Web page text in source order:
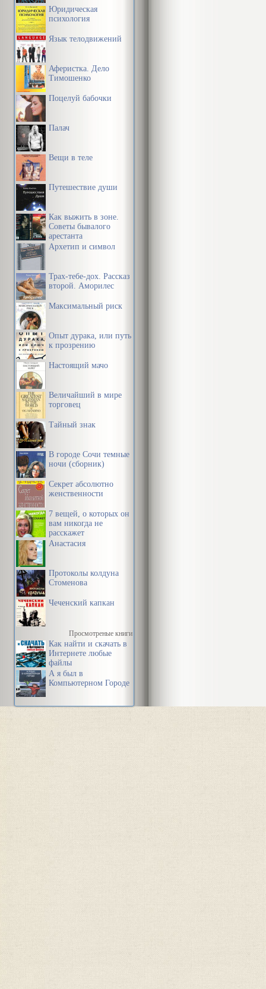
Юридическая
психология
Язык телодвижений
Аферистка. Дело
Тимошенко
Поцелуй бабочки
Палач
Вещи в теле
Путешествие души
Как выжить в зоне.
Советы бывалого
арестанта
Архетип и символ
Трах-тебе-дох. Рассказ
второй. Аморилес
Максимальный риск
Опыт дурака, или путь
к прозрению
Настоящий мачо
Величайший в мире
торговец
Тайный знак
В городе Сочи темные
ночи (сборник)
Секрет абсолютно
женственности
7 вещей, о которых он
вам никогда не
расскажет
Анастасия
Протоколы колдуна
Стоменова
Чеченский капкан
Просмотреные книги
Как найти и скачать в
Интернете любые
файлы
А я был в
Компьютерном Городе